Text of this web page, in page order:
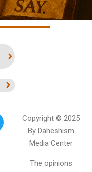
Copyright © 2025
By Daheshism
Media Center
The opinions